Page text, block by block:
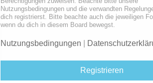
Nutzungsbedingungen und die verwandten
dich registrierst. Bitte beachte auch die jeweiligen
wenn du dich in diesem Board bewegst.
Nutzungsbedingungen
Registrieren